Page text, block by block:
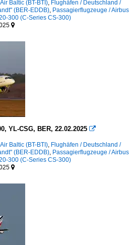
Baltic (BT-BTI) Flughäfen / Deutschland /
(BER-EDDB) Passagierflugzeuge / Airbus
300 (C-Series CS-300)

YL-CSG, BER, 22.02.2025 
Baltic (BT-BTI) Flughäfen / Deutschland /
(BER-EDDB) Passagierflugzeuge / Airbus
300 (C-Series CS-300)
